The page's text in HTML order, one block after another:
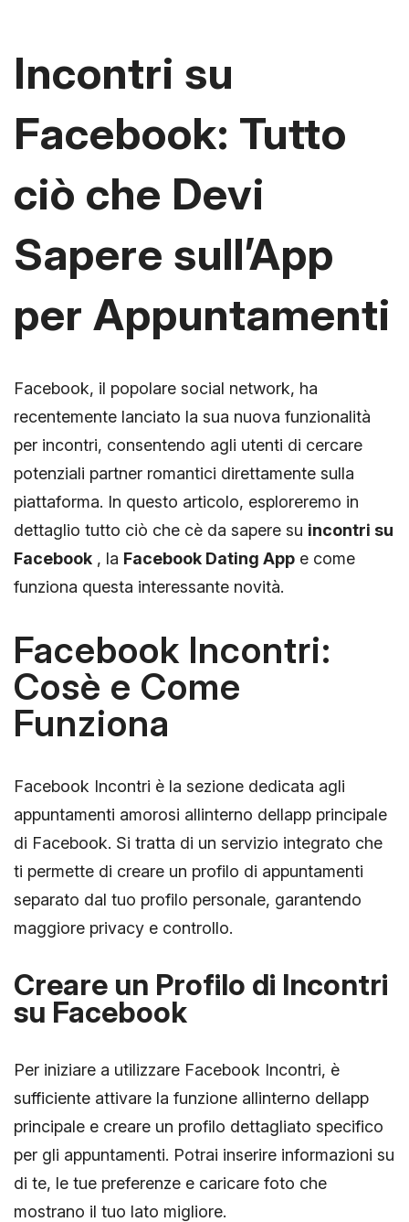
Incontri su
Facebook: Tutto
ciò che Devi
Sapere sull’App
per Appuntamenti
Facebook, il popolare social network, ha
recentemente lanciato la sua nuova funzionalità
per incontri, consentendo agli utenti di cercare
potenziali partner romantici direttamente sulla
piattaforma. In questo articolo, esploreremo in
dettaglio tutto ciò che cè da sapere su incontri su
Facebook , la Facebook Dating App e come
funziona questa interessante novità.
Facebook Incontri:
Cosè e Come
Funziona
Facebook Incontri è la sezione dedicata agli
appuntamenti amorosi allinterno dellapp principale
di Facebook. Si tratta di un servizio integrato che
ti permette di creare un profilo di appuntamenti
separato dal tuo profilo personale, garantendo
maggiore privacy e controllo.
Creare un Profilo di Incontri
su Facebook
Per iniziare a utilizzare Facebook Incontri, è
sufficiente attivare la funzione allinterno dellapp
principale e creare un profilo dettagliato specifico
per gli appuntamenti. Potrai inserire informazioni su
di te, le tue preferenze e caricare foto che
mostrano il tuo lato migliore.